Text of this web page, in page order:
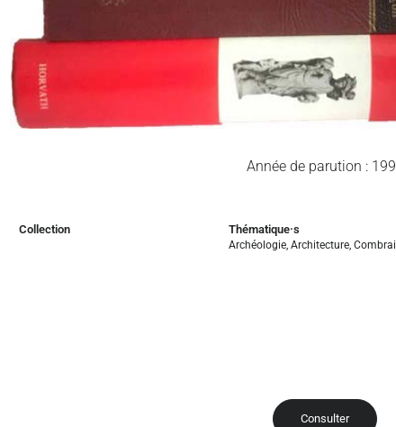
Année de parution :
Collection Thématique·s
Archéologie ,Architecture ,
Consulter